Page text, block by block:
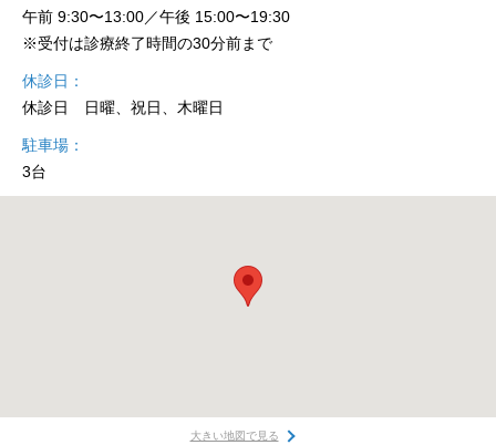
午前 9:30〜13:00／午後 15:00〜19:30
※受付は診療終了時間の30分前まで
休診日
休診日 日曜、祝日、木曜日
駐車場
3台
大きい地図で見る